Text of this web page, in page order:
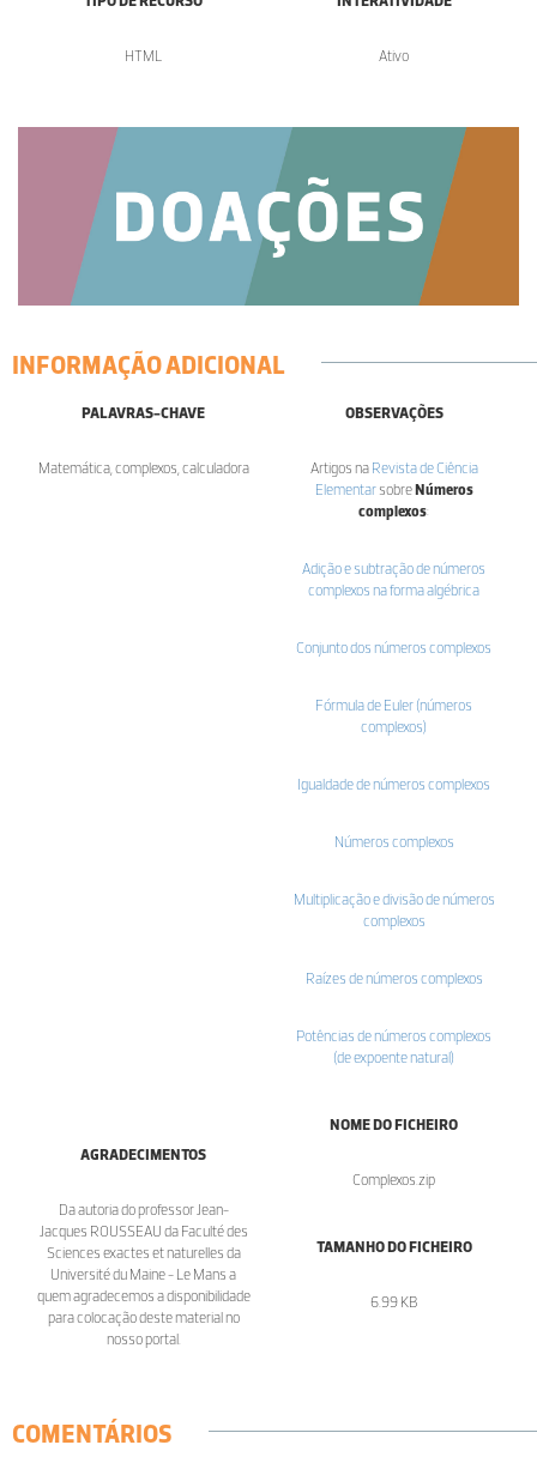
HTML Ativo
INFORMAÇÃO ADICIONAL
PALAVRAS-CHAVE
Matemática, complexos, calculadora
OBSERVAÇÕES
Artigos na Revista de Ciência
ElementarsobreNúmeros
complexos:
Adição e subtração de números
complexos na forma algébrica
Conjunto dos números complexos
Fórmula de Euler (números
complexos)
Igualdade de números complexos
Números complexos
Multiplicação e divisão de números
complexos
Raízes de números complexos
Potências de números complexos
(de expoente natural)
AGRADECIMENTOS
Da autoria do professor Jean-
Jacques ROUSSEAU da Faculté des
Sciences exactes et naturelles da
Université du Maine - Le Mans a
quem agradecemos a disponibilidade
para colocação deste material no
nosso portal.
NOME DO FICHEIRO
Complexos.zip
TAMANHO DO FICHEIRO
6.99 KB
COMENTÁRIOS